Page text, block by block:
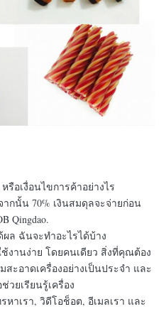
รือเงื่อนไขการค้าอย่างไร
กนั้น 70% เงินสมดุลจะจ่ายก่อน
Qingdao.
ล ฉันจะทําอะไรได้บ้าง
ช้งานง่าย โดยคนเดียว สิ่งที่คุณต้อง
ะอาดเครื่องอย่างเป็นประจํา และ
วยเรียนรู้เครื่อง
าเรา, วิดีโอช็อต, อีเมลเรา และ